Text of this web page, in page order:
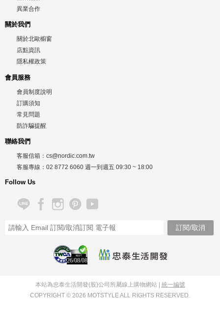
異業合作
關於我們
關於北歐櫥窗
店點資訊
隱私權政策
會員服務
會員制度說明
訂購須知
常見問題
防詐騙提醒
聯絡我們
客服信箱： cs@nordic.com.tw
客服專線： 02 8772 6060 週一到週五 09:30 ~ 18:00
Follow Us
26/08/08
本站為忠泰生活開發(股)公司所屬線上購物網站 | 統一編號
COPYRIGHT © 2026 MOTSTYLE ALL RIGHTS RESERVED.